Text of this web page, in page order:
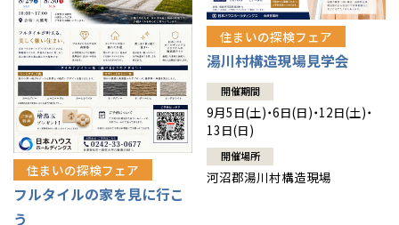
住まいの探検フェア
フルタイルの家を見に行こ
う
住まいの探検フェア
湯川村構造現場見学会
開催期間
9月5日(土)・6日(日)・12日(土)・
13日(日)
開催場所
河沼郡湯川村構造現場